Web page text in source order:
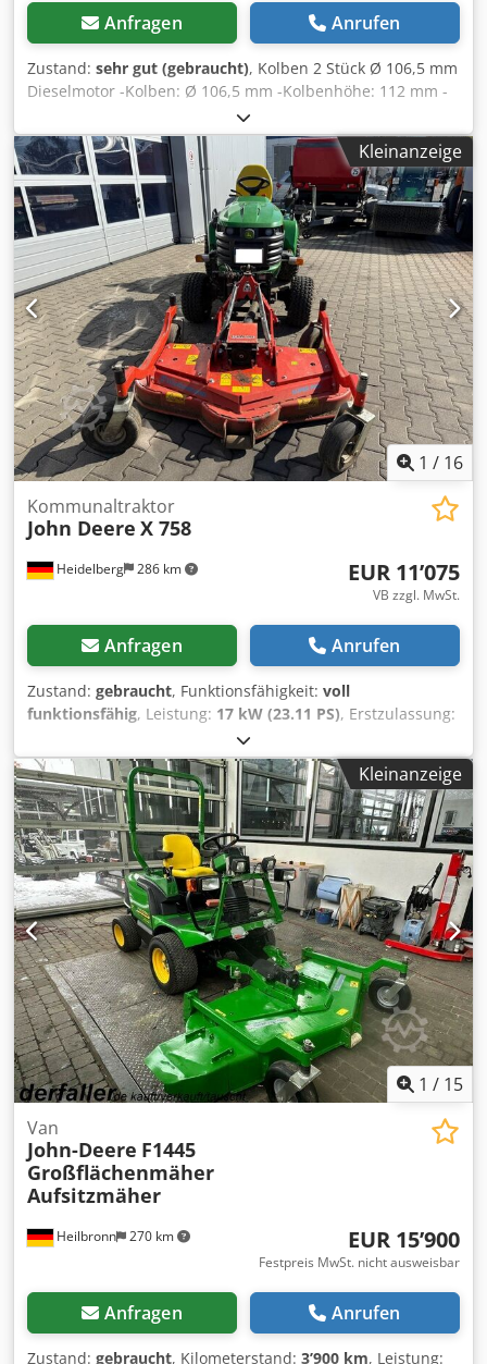
Anfragen Anrufen
Zustand: sehr gut (gebraucht), Kolben 2 Stück Ø 106,5 mm
Dieselmotor -Kolben: Ø 106,5 mm -Kolbenhöhe: 112 mm -
Kolbenbolzen: Ø 41,278 mm -Komplettpreis: 2 Stück
Dedpfx Asb A S D Aohksck -Gewicht: 1,4 kg/Stück
Kleinanzeige
1 / 16
Heidelberg 286 km
Kommunaltraktor
John Deere X 758
EUR 11’075
VB zzgl. MwSt.
Anfragen Anrufen
Zustand: gebraucht, Funktionsfähigkeit: voll
funktionsfähig, Leistung: 17 kW (23.11 PS), Erstzulassung:
Diesel, Farbe:
Diesel, Ausstattung:Hydraulik, Kfz-Zulassung, X 758
Dsdpfx Ahszdtkzskock John Deere X758 Motor: 3-Zylinder
Dieselmotor, ca. 993 cm³ Hubraum, 23 PS / 17 kW. Antrieb:
Permanenter Allradantrieb (AWD/4WD), hydraulisch.
Getriebe: Hydrostatisch, 2-Pedal-Steuerung (Twin Touch).
Lenkung: Hydraulische Servolenkung. Frontzapfwelle
Heckzapfwelle Tankinhalt: ca. 20 Liter Anhängelast: Bis zu
544 kg Wendekreis: ca. 63,5 cm (25 Zoll). inklusive:
Mähdeck Wiedenmann RMR 130 H Baujahr: 2015
Kehrmaschine ecotech 0SGK-130 Baujahr: 2015 Salzstreuer
ecotech Baujahr : 2015 Änderungen, Tippfehler, Irrtümer
und Zwischenverkauf vorbehalten. Alle Angaben erfolgen
ohne Gewähr. Der Verkauf erfolgt unter Ausschluss
jeglicher Garantie oder Gewährleistung.
Kleinanzeige
1 / 15
Heilbronn 270 km
Van
John-Deere F1445
Großflächenmäher
Aufsitzmäher
EUR 15’900
Festpreis MwSt. nicht ausweisbar
Anfragen Anrufen
Zustand: gebraucht, Kilometerstand: 3’900 km, Leistung: